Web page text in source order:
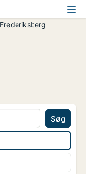
Frederiksberg
Søg